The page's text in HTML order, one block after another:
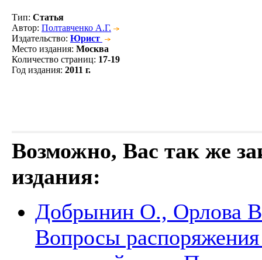
Тип: Статья
Автор: Полтавченко А.Г.
Издательство: Юрист
Место издания: Москва
Количество страниц: 17-19
Год издания: 2011 г.
Возможно, Вас так же
издания:
Добрынин О., Орлова
Вопросы